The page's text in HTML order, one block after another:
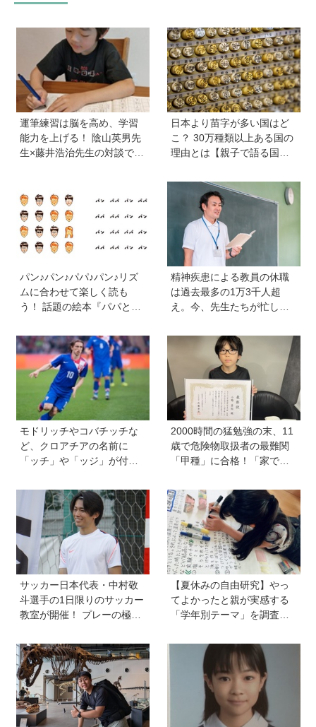
運筆練習は脳を高め、学習
能力を上げる！ 陰山英男先
生×藤井浩治先生の対談でわ
形も覚えられる
日本より苗字が多い国はど
こ？ 30万種類以上ある国の
理由とは【親子で語る国際
パン♪パン♪パパ♪パン♪リズ
ムに合わせて楽しく読も
う！ 話題の絵本『パパとパ
ット・サニーブックスさん
に聞く子育てと絵本づくり
のお話
精神疾患による教員の休職
は過去最多の1万3千人超
え。今、先生たちが忙しす
知っておきたい学校のリア
モドリッチやコバチッチな
ど、クロアチアの名前に
「ッチ」や「ッジ」が付く
際問題】
2000時間の猛勉強の末、11
歳で危険物取扱者の最難関
「甲種」に合格！「家で両
もやらなきゃと思った」
サッカー日本代表・中村敬
斗選手の1日限りのサッカー
教室が開催！ プレーの極意
学びと笑顔あふれる大盛況
イベントを詳しくレポ
【夏休みの自由研究】やっ
てよかったと親が実感する
「学年別テーマ」を調査！
敗談、親のサポートも≪Hu
gKum総研≫